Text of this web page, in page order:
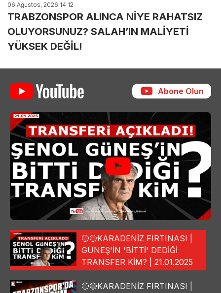
06 Ağustos, 2026 14:12
TRABZONSPOR ALINCA NİYE RAHATSIZ
OLUYORSUNUZ? SALAH’IN MALİYETİ
YÜKSEK DEĞİL!
Abone Olun
🔴🔵KARADENİZ FIRTINASI |
GÜNEŞ'İN 'BİTTİ' DEDİĞİ
TRANSFER KİM? | 21.01.2025
🔴🔵KARADENİZ FIRTINASI |